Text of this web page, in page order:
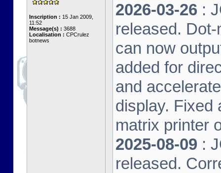
Inscription : 15 Jan 2009,
11:52
Message(s) : 3688
Localisation : CPCrulez
botnews
2026-03-26 :
released.
can now
added for
and
display. Fixed
matrix printer
2025-08-09 :
released.